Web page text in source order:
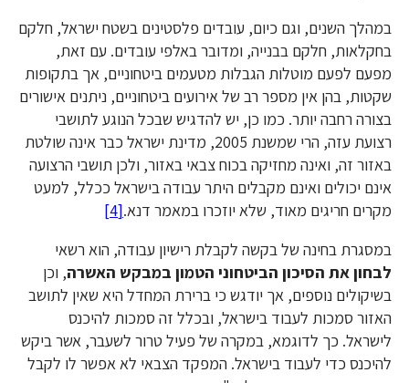
במהלך השנים, וגם כיום, עובדים פלסטינים בשטח ישראל, חלקם
בחקלאות, חלקם בבנייה, ומדובר באלפי עובדים. עם זאת,
מפעם לפעם מוטלות הגבלות מטעמים ביטחוניים, אך בתקופות
שקטות, בהן אין מספר רב של אירועים ביטחוניים, ניתנים אישורים
בצורה רחבה יותר. כמו כן, יש להדגיש שבכל הנוגע לתושבי
רצועת עזה, הרי שמשנת 2005, מדינת ישראל כבר אינה שולטת
באזור זה, ואינה מחזיקה בכוח צבאי באזור, ולכן תושבי הרצועה
אינם יכולים ואינם מקבלים היתר עבודה בישראל ככלל, למעט
מקרים חריגים מאוד, שלא יוזכרו במאמר דנא.[4]
במסגרת בחינה של בקשה לקבלת רישיון עבודה, הוא רשאי
לבחון את הסיכון הביטחוני הטמון במבקש האשרה, וכן
בשיקולים נוספים, אך יודגש כי ברירת המחדל היא שאין לתושב
האזור סמכות לעבוד בישראל, ובכלל זה סמכות להיכנס
לישראל. כך לדוגמא, במקרה של פעיל טרור לשעבר, אשר ביקש
להיכנס כדי לעבוד בישראל. המפקד הצבאי לא אפשר לו לקבל